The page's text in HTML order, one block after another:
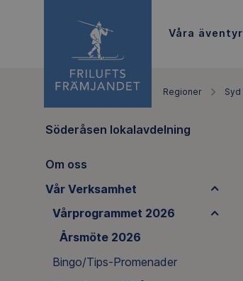
Våra äventyr
Regioner Syd
Söderåsen lokalavdelning
Om oss
Vår Verksamhet
Vårprogrammet 2026
Årsmöte 2026
Bingo/Tips-Promenader